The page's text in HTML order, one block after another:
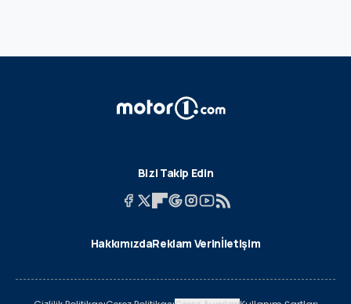
Bizi Takip Edin
HakkımızdaReklam Verinİletişim